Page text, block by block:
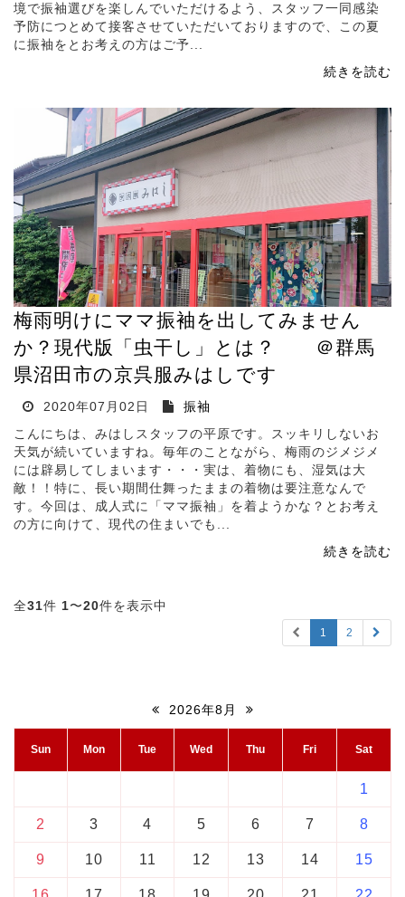
2026年8月
Sun Mon Tue Wed Thu Fri Sat
1
2 3 4 5 6 7 8
9 10 11 12 13 14 15
境で振袖選びを楽しんでいただけるよう、スタッフ一同感染
予防につとめて接客させていただいておりますので、この夏
に振袖をとお考えの方はご予...
続きを読む
梅雨明けにママ振袖を出してみません
か？現代版「虫干し」とは？ ＠群馬
県沼田市の京呉服みはしです
2020年07月02日
振袖
こんにちは、みはしスタッフの平原です。スッキリしないお
天気が続いていますね。毎年のことながら、梅雨のジメジメ
には辟易してしまいます・・・実は、着物にも、湿気は大
敵！！特に、長い期間仕舞ったままの着物は要注意なんで
す。今回は、成人式に「ママ振袖」を着ようかな？とお考え
の方に向けて、現代の住まいでも...
続きを読む
全31件 1〜20件を表示中
1 2